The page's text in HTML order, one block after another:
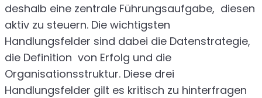
deshalb eine zentrale Führungsaufgabe, diesen
aktiv zu steuern. Die wichtigsten
Handlungsfelder sind dabei die Datenstrategie,
die Definition von Erfolg und die
Organisationsstruktur. Diese drei
Handlungsfelder gilt es kritisch zu hinterfragen